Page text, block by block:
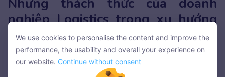
Những thách thức của doanh
nghiệp Logistics trong xu hướng
phát triển mới
We use cookies to personalise the content and improve the
performance, the usability and overall your experience on
Continue without consent
We use cookies to personalise the content and improve the
performance, the usability and overall your experience on
our website. Continue without consent